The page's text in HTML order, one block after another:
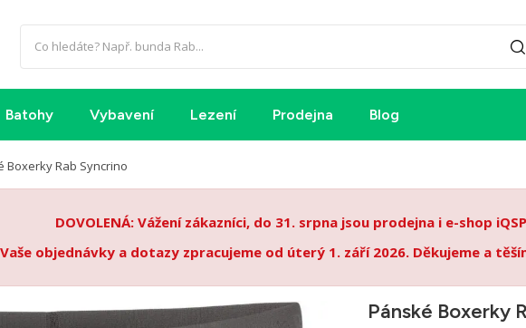
Batohy Vybavení Lezení Prodejna Blog
Boxerky Rab Syncrino
DOVOLENÁ: Vážení zákazníci, do 31. srpna jsou prodejna i e-shop
Vaše objednávky a dotazy zpracujeme od úterý 1. září 2026. Děkujeme a
Pánské Boxerky